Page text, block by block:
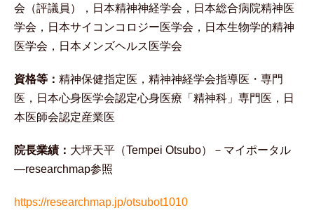
会（評議員），日本精神神経学会，日本総合病院精神医
学会，日本サイコンコロジー医学会，日本生物学的精神
医学会，日本メンズヘルス医学会
資格等： 精神保健指定医，精神神経学会指導医・専門
医，日本心身医学会認定心身医療「精神科」専門医，日
本医師会認定産業医
院長業績： 大坪天平（Tempei Otsubo）－マイポータル
―researchmap参照
https://researchmap.jp/otsubot1010